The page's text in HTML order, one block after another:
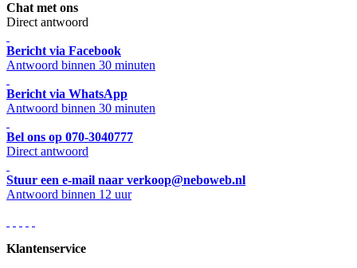
Chat met ons
Direct antwoord
Bericht via Facebook
Antwoord binnen 30 minuten
Bericht via WhatsApp
Antwoord binnen 30 minuten
Bel ons op 070-3040777
Direct antwoord
Stuur een e-mail naar verkoop@neboweb.nl
Antwoord binnen 12 uur
Klantenservice